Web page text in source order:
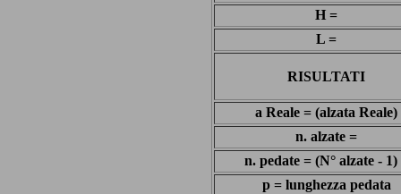
H =
L =
RISULTATI
a Reale = (alzata Reale)
n. alzate =
n. pedate = (N° alzate - 1)
p = lunghezza pedata